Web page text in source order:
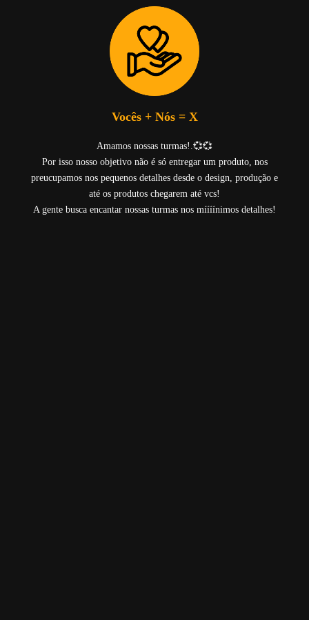
Vocês + Nós = X
Amamos nossas turmas!.💞💞
Por isso nosso objetivo não é só entregar um produto, nos
preucupamos nos pequenos detalhes desde o design, produção e
até os produtos chegarem até vcs!
A gente busca encantar nossas turmas nos míííínimos detalhes!